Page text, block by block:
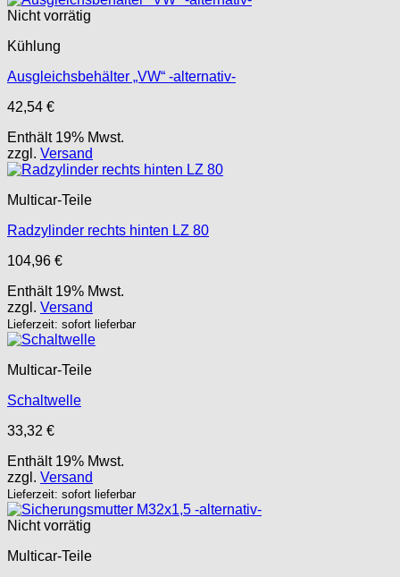
Nicht vorrätig
Kühlung
Ausgleichsbehälter „VW“ -alternativ-
42,54 €
Enthält 19% Mwst.
zzgl. Versand
Multicar-Teile
Radzylinder rechts hinten LZ 80
104,96 €
Enthält 19% Mwst.
zzgl. Versand
Lieferzeit: sofort lieferbar
Multicar-Teile
Schaltwelle
33,32 €
Enthält 19% Mwst.
zzgl. Versand
Lieferzeit: sofort lieferbar
Nicht vorrätig
Multicar-Teile